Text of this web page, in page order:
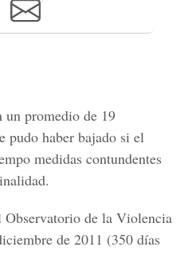
un promedio de 19
pudo haber bajado si el
medidas contundentes
Observatorio de la Violencia
de 2011 (350 días